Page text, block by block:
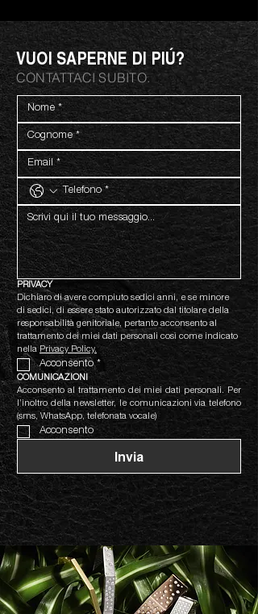
VUOI SAPERNE DI PIÚ?
CONTATTACI SUBITO.
PRIVACY
Dichiaro di avere compiuto sedici anni, e se minore
di sedici, di essere stato autorizzato dal titolare della
responsabilità genitoriale, pertanto acconsento al
trattamento dei miei dati personali così come indicato
nella Privacy Policy.
Acconsento *
COMUNICAZIONI
Acconsento al trattamento dei miei dati personali. Per
l’inoltro della newsletter, le comunicazioni via telefono
(sms, WhatsApp, telefonata vocale)
Acconsento
Invia